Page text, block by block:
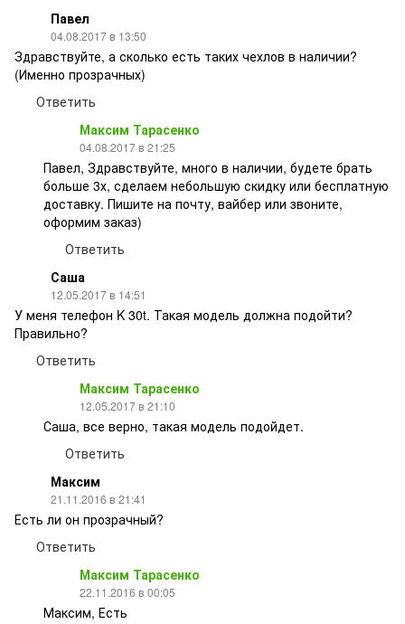
Павел
04.08.2017 в 13:50
Здравствуйте, а сколько есть таких чехлов в наличии?
(Именно прозрачных)
Ответить
Максим Тарасенко
04.08.2017 в 21:25
Павел, Здравствуйте, много в наличии, будете брать
больше 3х, сделаем небольшую скидку или бесплатную
доставку. Пишите на почту, вайбер или звоните,
оформим заказ)
Ответить
Саша
12.05.2017 в 14:51
У меня телефон K 30t. Такая модель должна подойти?
Правильно?
Ответить
Максим Тарасенко
12.05.2017 в 21:10
Саша, все верно, такая модель подойдет.
Ответить
Максим
21.11.2016 в 21:41
Есть ли он прозрачный?
Ответить
Максим Тарасенко
22.11.2016 в 00:05
Максим, Есть